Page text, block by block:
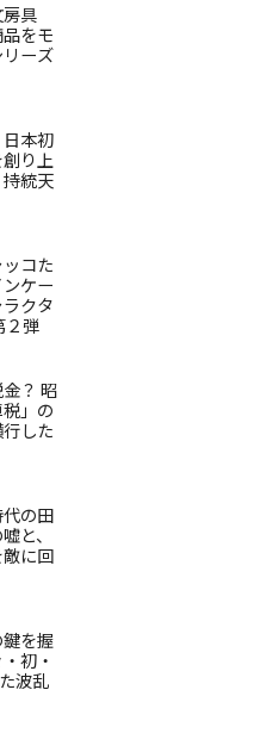
具
をモ
ーズ
本初
り上
統天
コた
ケー
クタ
２弾
？ 昭
」の
した
の田
と、
に回
鍵を握
初・
波乱